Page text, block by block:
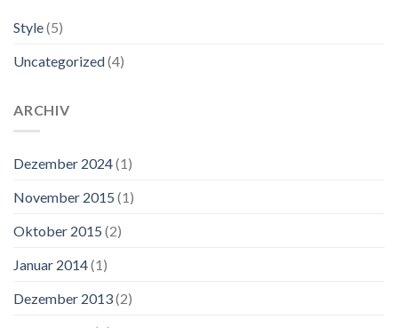
Style(5)
Uncategorized(4)
ARCHIV
Dezember 2024(1)
November 2015 (1)
Oktober 2015 (2)
Januar 2014(1)
Dezember 2013(2)